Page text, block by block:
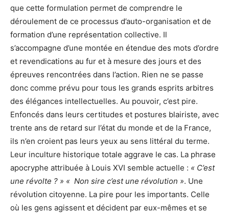
que cette formulation permet de comprendre le
déroulement de ce processus d’auto-organisation et de
formation d’une représentation collective. Il
s’accompagne d’une montée en étendue des mots d’ordre
et revendications au fur et à mesure des jours et des
épreuves rencontrées dans l’action. Rien ne se passe
donc comme prévu pour tous les grands esprits arbitres
des élégances intellectuelles. Au pouvoir, c’est pire.
Enfoncés dans leurs certitudes et postures blairiste, avec
trente ans de retard sur l’état du monde et de la France,
ils n’en croient pas leurs yeux au sens littéral du terme.
Leur inculture historique totale aggrave le cas. La phrase
apocryphe attribuée à Louis XVI semble actuelle : « C’est
une révolte ? » « Non sire c’est une révolution ». Une
révolution citoyenne. La pire pour les importants. Celle
où les gens agissent et décident par eux-mêmes et se